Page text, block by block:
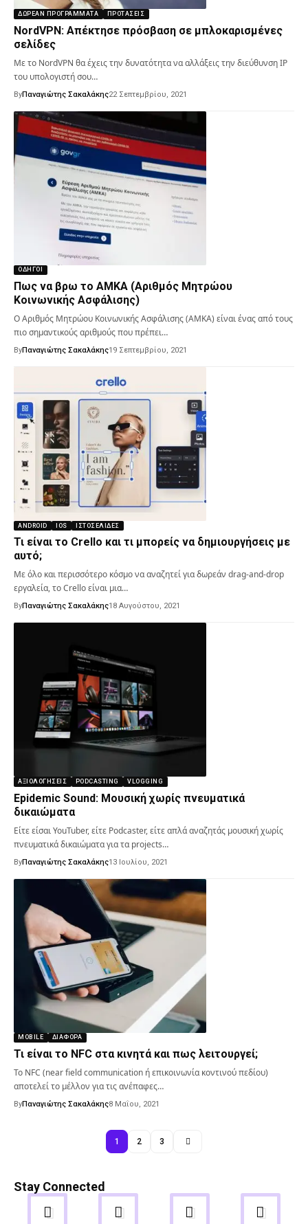
ΔΩΡΕΆΝ ΠΡΟΓΡΆΜΜΑΤΑ ΠΡΟΤΆΣΕΙΣ
NordVPN: Απέκτησε πρόσβαση σε μπλοκαρισμένες
σελίδες
Με το NordVPN θα έχεις την δυνατότητα να αλλάξεις την διεύθυνση IP
του υπολογιστή σου…
ByΠαναγιώτης Σακαλάκης22 Σεπτεμβρίου, 2021
ΟΔΗΓΟΊ
Πως να βρω το ΑΜΚΑ (Αριθμός Μητρώου
Κοινωνικής Ασφάλισης)
Ο Αριθμός Μητρώου Κοινωνικής Ασφάλισης (ΑΜΚΑ) είναι ένας από τους
πιο σημαντικούς αριθμούς που πρέπει…
ByΠαναγιώτης Σακαλάκης19 Σεπτεμβρίου, 2021
ANDROID IOS ΙΣΤΟΣΕΛΊΔΕΣ
Τι είναι το Crello και τι μπορείς να δημιουργήσεις με
αυτό;
Με όλο και περισσότερο κόσμο να αναζητεί για δωρεάν drag-and-drop
εργαλεία, το Crello είναι μια…
ByΠαναγιώτης Σακαλάκης18 Αυγούστου, 2021
ΑΞΙΟΛΟΓΉΣΕΙΣ PODCASTING VLOGGING
Epidemic Sound: Μουσική χωρίς πνευματικά
δικαιώματα
Είτε είσαι YouTuber, είτε Podcaster, είτε απλά αναζητάς μουσική χωρίς
πνευματικά δικαιώματα για τα projects…
ByΠαναγιώτης Σακαλάκης13 Ιουλίου, 2021
MOBILE ΔΙΑΦΟΡΑ
Τι είναι το NFC στα κινητά και πως λειτουργεί;
Το NFC (near field communication ή επικοινωνία κοντινού πεδίου)
αποτελεί το μέλλον για τις ανέπαφες…
ByΠαναγιώτης Σακαλάκης8 Μαΐου, 2021
1 2 3
Stay Connected